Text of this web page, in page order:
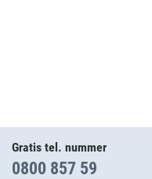
Gratis tel. nummer
0800 857 59